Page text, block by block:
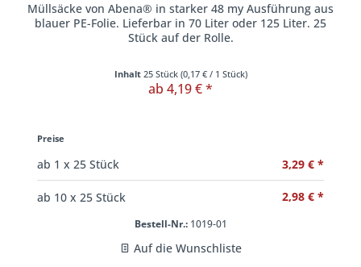
Müllsäcke von Abena® in starker 48 my Ausführung aus
blauer PE-Folie. Lieferbar in 70 Liter oder 125 Liter. 25
Stück auf der Rolle.
Inhalt 25 Stück (0,17 €/ 1 Stück)
ab 4,19 € *
Preise
ab 1x 25 Stück 3,29 € *
ab 10x 25 Stück 2,98 € *
Bestell-Nr.:1019-01
Auf die Wunschliste